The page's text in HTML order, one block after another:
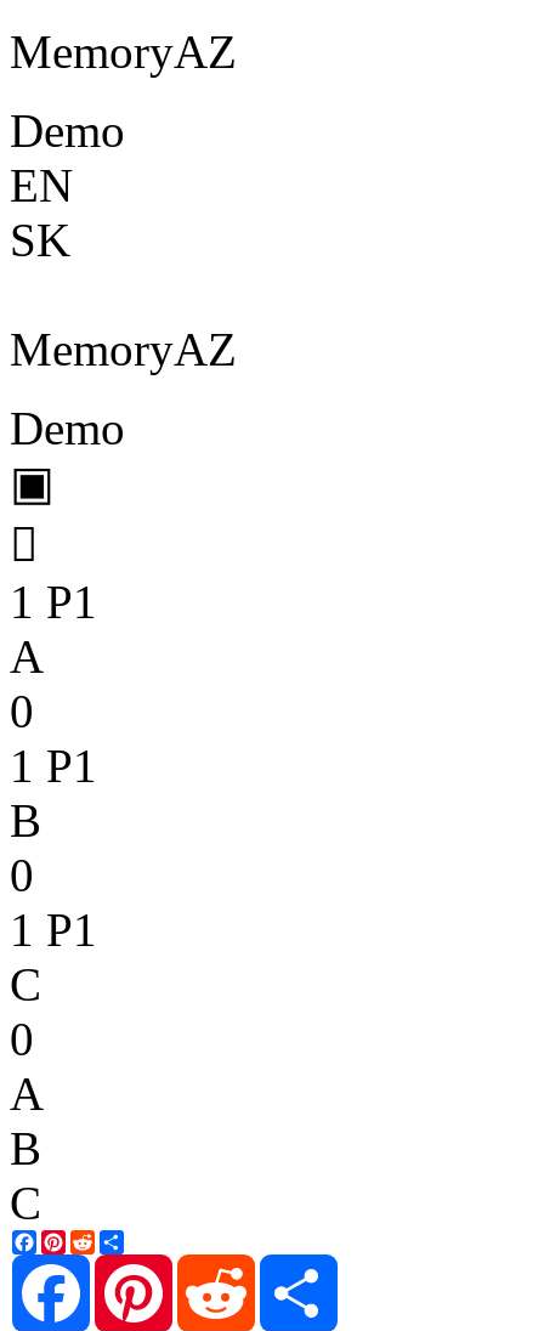
MemoryAZ
Demo
EN
SK
MemoryAZ
Demo
▣

1 P1
A
0
1 P1
B
0
1 P1
C
0
A
B
C
Facebook
Pinterest
Reddit
Facebook
Pinterest Reddit